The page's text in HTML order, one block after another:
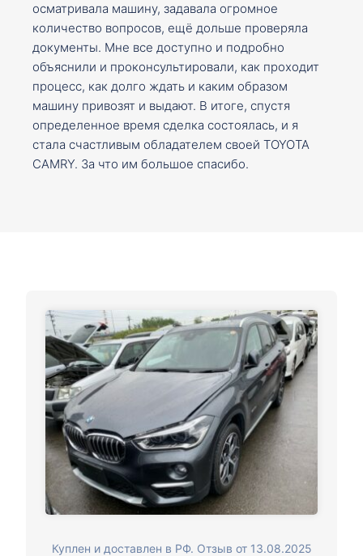
осматривала машину, задавала огромное
количество вопросов, ещё дольше проверяла
документы. Мне все доступно и подробно
объяснили и проконсультировали, как проходит
процесс, как долго ждать и каким образом
машину привозят и выдают. В итоге, спустя
определенное время сделка состоялась, и я
стала счастливым обладателем своей TOYOTA
CAMRY. За что им большое спасибо.
Куплен и доставлен в РФ. Отзыв от 13.08.2025